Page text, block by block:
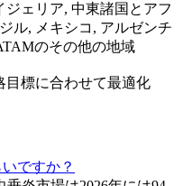
ジェリア, 中東諸国とアフ
ル, メキシコ, アルゼンチ
のその他の地域
目標に合わせて最適化
ですか？